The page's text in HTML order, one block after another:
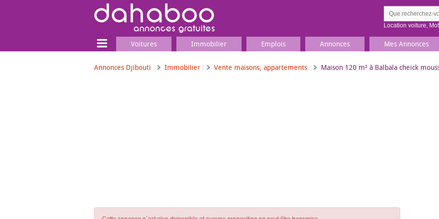
Location voiture,
Voitures Immobilier Emplois Annonces Mes Annonces
Annonces Djibouti Immobilier Vente maisons, appartements Maison 120 m² à Balbala cheick